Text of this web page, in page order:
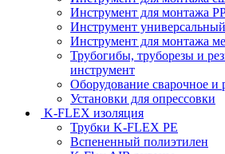
Инструмент для монтажа
Инструмент универсальный
Инструмент для монтажа
Трубогибы, труборезы и
инструмент
Оборудование сварочное и
Установки для опрессовки
K-FLEX изоляция
Трубки K-FLEX PE
Вспененный полиэтилен